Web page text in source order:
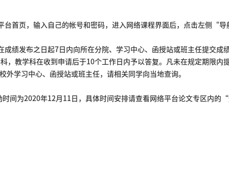
台首页，输入自己的帐号和密码，进入网络课程界面后，点击左
成绩发布之日起7日内向所在分院、学习中心、函授站或班主任提交
，教学科在收到申请后于10个工作日内予以答复。凡未在规定期限内
外学习中心、函授站或班主任，请相关同学向当地查询。
时间为2020年12月11日，具体时间安排请查看网络平台论文专区内